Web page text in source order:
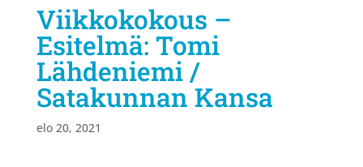
Viikkokokous –
Esitelmä: Tomi
Lähdeniemi /
Satakunnan Kansa
elo 20, 2021